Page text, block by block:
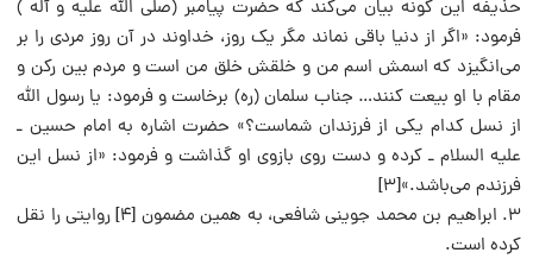
حذیفه این گونه بیان می‌کند که حضرت پیامبر (صلّی الله علیه و آله )
فرمود: «اگر از دنیا باقی نماند مگر یک روز، خداوند در آن روز مردی را بر
می‌انگیزد که اسمش اسم من و خلقش خلق من است و مردم بین رکن و
مقام با او بیعت کنند… جناب سلمان (ره) برخاست و فرمود: یا رسول الله
از نسل کدام یکی از فرزندان شماست؟» حضرت اشاره به امام حسین ـ
علیه السلام ـ کرده و دست روی بازوی او گذاشت و فرمود: «از نسل این
فرزندم می‌باشد.»[۳]
۳. ابراهیم بن محمد جوینی شافعی، به همین مضمون [۴] روایتی را نقل
کرده است.